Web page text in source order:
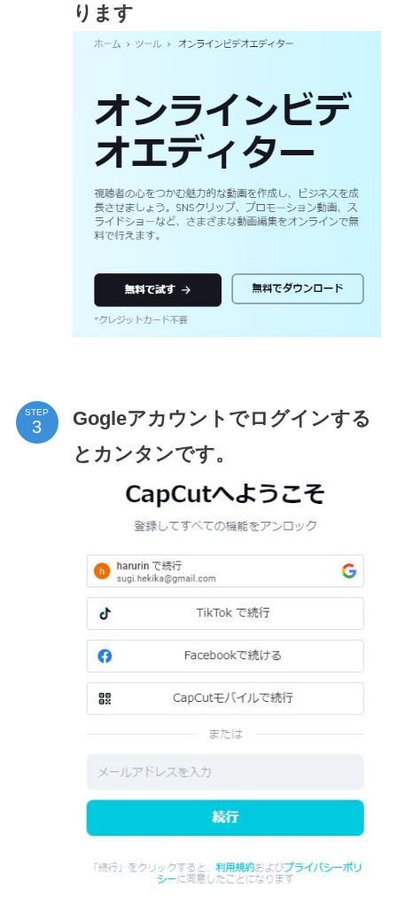
ります
STEP
Gogleアカウントでログインする
とカンタンです。